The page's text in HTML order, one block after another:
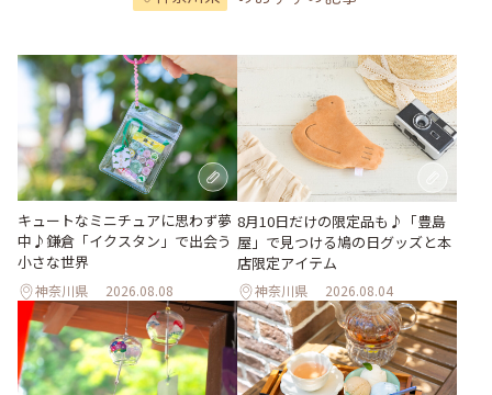
キュートなミニチュアに思わず夢
中♪鎌倉「イクスタン」で出会う
小さな世界
神奈川県 2026.08.08
8月10日だけの限定品も♪「豊島
屋」で見つける鳩の日グッズと本
店限定アイテム
神奈川県 2026.08.04